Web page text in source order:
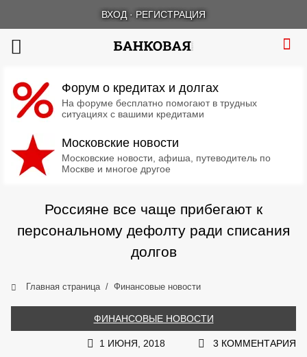
ВХОД · РЕГИСТРАЦИЯ
Форум о кредитах и долгах
На форуме бесплатно помогают в трудных
ситуациях с вашими кредитами
Московские новости
Московские новости, афиша, путеводитель по
Москве и многое другое
Россияне все чаще прибегают к
персональному дефолту ради списания
долгов
Главная страница Финансовые новости
ФИНАНСОВЫЕ НОВОСТИ
1 ИЮНЯ, 2018 3 КОММЕНТАРИЯ